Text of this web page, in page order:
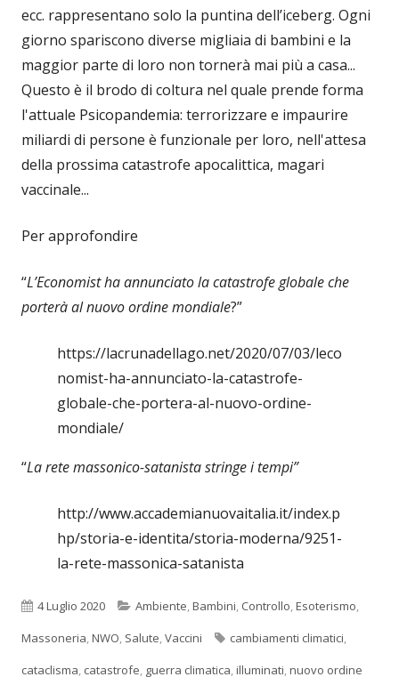
ecc. rappresentano solo la puntina dell’iceberg. Ogni
giorno spariscono diverse migliaia di bambini e la
maggior parte di loro non tornerà mai più a casa...
Questo è il brodo di coltura nel quale prende forma
l'attuale Psicopandemia: terrorizzare e impaurire
miliardi di persone è funzionale per loro, nell'attesa
della prossima catastrofe apocalittica, magari
vaccinale...
Per approfondire
“L’Economist ha annunciato la catastrofe globale che
porterà al nuovo ordine mondiale?”
https://lacrunadellago.net/2020/07/03/leco
nomist-ha-annunciato-la-catastrofe-
globale-che-portera-al-nuovo-ordine-
mondiale/
“La rete massonico-satanista stringe i tempi”
http://www.accademianuovaitalia.it/index.p
hp/storia-e-identita/storia-moderna/9251-
la-rete-massonica-satanista
Pubblicato
4 Luglio 2020 Categorie
Ambiente,Bambini, Controllo,Esoterismo,
Massoneria,NWO, Salute,Vaccini Tag
cambiamenti climatici,
cataclisma, catastrofe, guerra climatica,illuminati,nuovo ordine